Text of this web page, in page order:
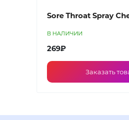
Sore Throat Spray
В НАЛИЧИИ
269₽
Заказать